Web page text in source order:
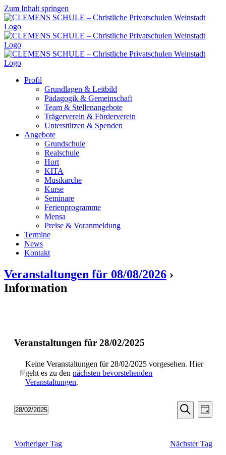
Zum Inhalt springen
Profil
Grundlagen & Leitbild
Pädagogik & Gemeinschaft
Team & Stellenangebote
Trägerverein & Förderverein
Unterstützen & Spenden
Angebote
Grundschule
Realschule
Hort
KITA
Musikarche
Kurse
Seminare
Ferienprogramme
Mensa
Preise & Voranmeldung
Termine
News
Kontakt
Veranstaltungen für 08/08/2026 ›
Information
Veranstaltungen für 28/02/2025
Hinweis
Keine Veranstaltungen für 28/02/2025 vorgesehen. Hier
geht es zu dennächsten bevorstehenden
Veranstaltungen.
Suche
Suche
Tag
28/02/2025
Vorheriger Tag
Nächster Tag